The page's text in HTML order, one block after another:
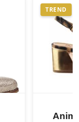
TREND